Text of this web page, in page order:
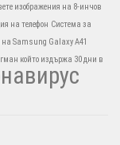
изображения на 8-инчов
на телефон Система за
Samsung Galaxy A41
който издържа 30 дни в